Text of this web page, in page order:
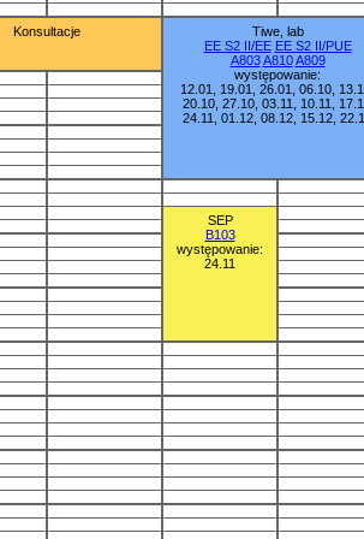
Tiwe, lab
EE S2 II/EE EE S2 II/PUE
A803 A810 A809
występowanie:
12.01, 19.01, 26.01, 06.10,
20.10, 27.10, 03.11, 10.11,
24.11, 01.12, 08.12, 15.12,
Konsultacje
SEP
B103
występowanie:
24.11